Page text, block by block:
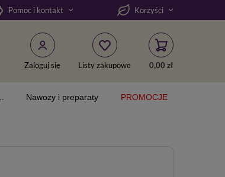
Pomoc i kontakt Korzyści
Zaloguj się Listy zakupowe 0,00 zł
Nawozy i preparaty PROMOCJE